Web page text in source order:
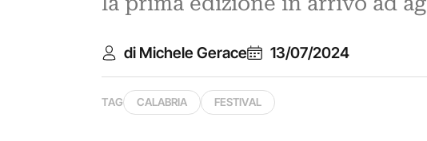
di Michele Gerace 13/07/2024
TAG CALABRIA FESTIVAL